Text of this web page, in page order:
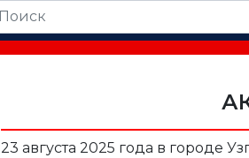
23 августа 2025 года в городе